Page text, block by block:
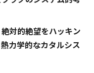
対的絶望をハッキン
力学的なカタルシス